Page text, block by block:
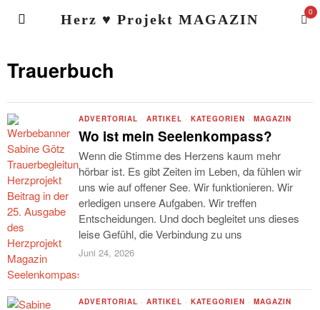
Herz ♥ Projekt MAGAZIN 0
Trauerbuch
ADVERTORIAL · ARTIKEL · KATEGORIEN · MAGAZIN
Wo ist mein Seelenkompass?
Wenn die Stimme des Herzens kaum mehr
hörbar ist. Es gibt Zeiten im Leben, da fühlen wir
uns wie auf offener See. Wir funktionieren. Wir
erledigen unsere Aufgaben. Wir treffen
Entscheidungen. Und doch begleitet uns dieses
leise Gefühl, die Verbindung zu uns
Juni 24, 2026
ADVERTORIAL · ARTIKEL · KATEGORIEN · MAGAZIN